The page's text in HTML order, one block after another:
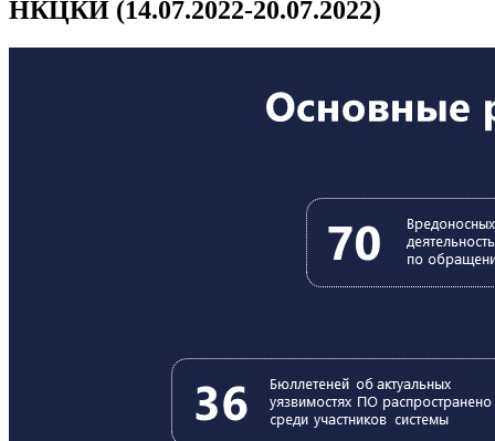
НКЦКИ (14.07.2022-20.07.2022)